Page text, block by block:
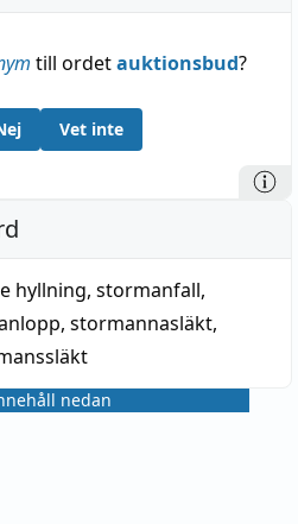
till ordetauktionsbud?
Vet inte
hyllning, stormanfall,
, stormannasläkt,
nedan